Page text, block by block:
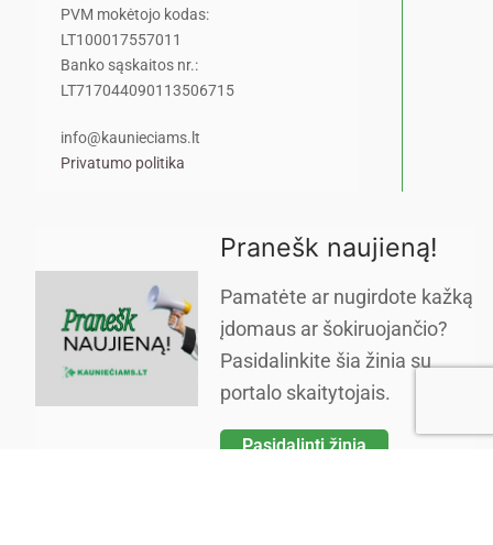
PVM mokėtojo kodas:
LT100017557011
Banko sąskaitos nr.:
LT717044090113506715
info@kaunieciams.lt
Privatumo politika
Pranešk naujieną!
Pamatėte ar nugirdote kažką
įdomaus ar šokiruojančio?
Pasidalinkite šia žinia su
portalo skaitytojais.
Pasidalinti žinia